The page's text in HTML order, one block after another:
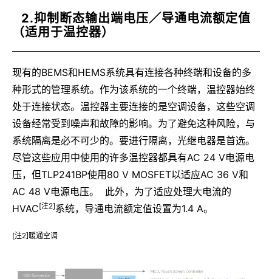
2.抑制断态输出端电压／导通电流额定值
（适用于温控器）
现有的BEMS和HEMS系统具有连接各种终端和设备的多
种形式的管理系统。作为该系统的一个终端，温控器始终
处于连接状态。温控器主要连接的是空调设备，这些空调
设备经常受到噪声和故障的影响。为了避免这种风险，与
系统隔离是必不可少的。要进行隔离，光继电器是首选。
尽管这些应用中使用的许多温控器都具有AC 24 V电源电
压，但TLP241BP使用80 V MOSFET以适应AC 36 V和
AC 48 V电源电压。 此外，为了适应处理大电流的
HVAC[注2]系统，导通电流额定值设置为1.4 A。
[注2]暖通空调